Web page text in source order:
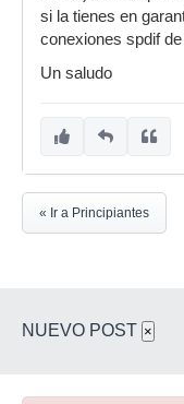
si la tienes en
conexiones spdif
Un saludo
« Ir a Principiantes
NUEVO POST ×